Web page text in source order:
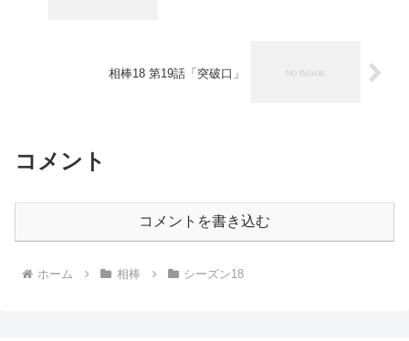
相棒18 第19話「突破口」
コメント
コメントを書き込む
ホーム 相棒 シーズン18